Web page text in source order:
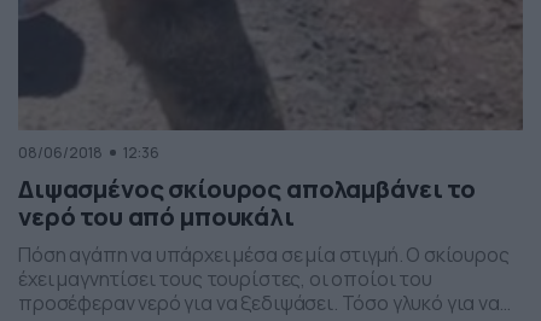
08/06/2018 12:36
Διψασμένος σκίουρος απολαμβάνει το
νερό του από μπουκάλι
Πόση αγάπη να υπάρχει μέσα σε μία στιγμή. Ο σκίουρος
έχει μαγνητίσει τους τουρίστες, οι οποίοι του
προσέφεραν νερό για να ξεδιψάσει. Τόσο γλυκό για να